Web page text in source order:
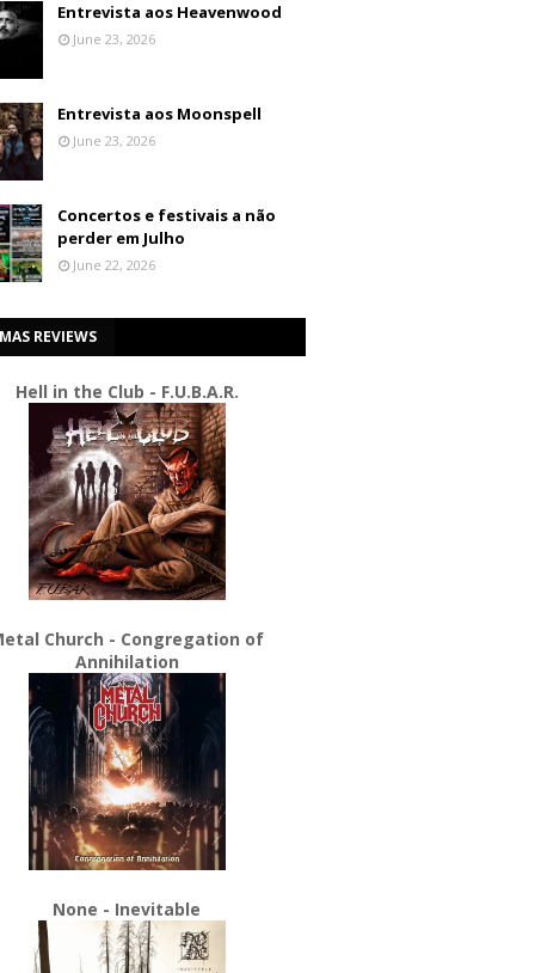
Entrevista aos Heavenwood
June 23, 2026
Entrevista aos Moonspell
June 23, 2026
Concertos e festivais a não
perder em Julho
June 22, 2026
REVIEWS
Hell in the Club - F.U.B.A.R.
Church - Congregation of
Annihilation
None - Inevitable